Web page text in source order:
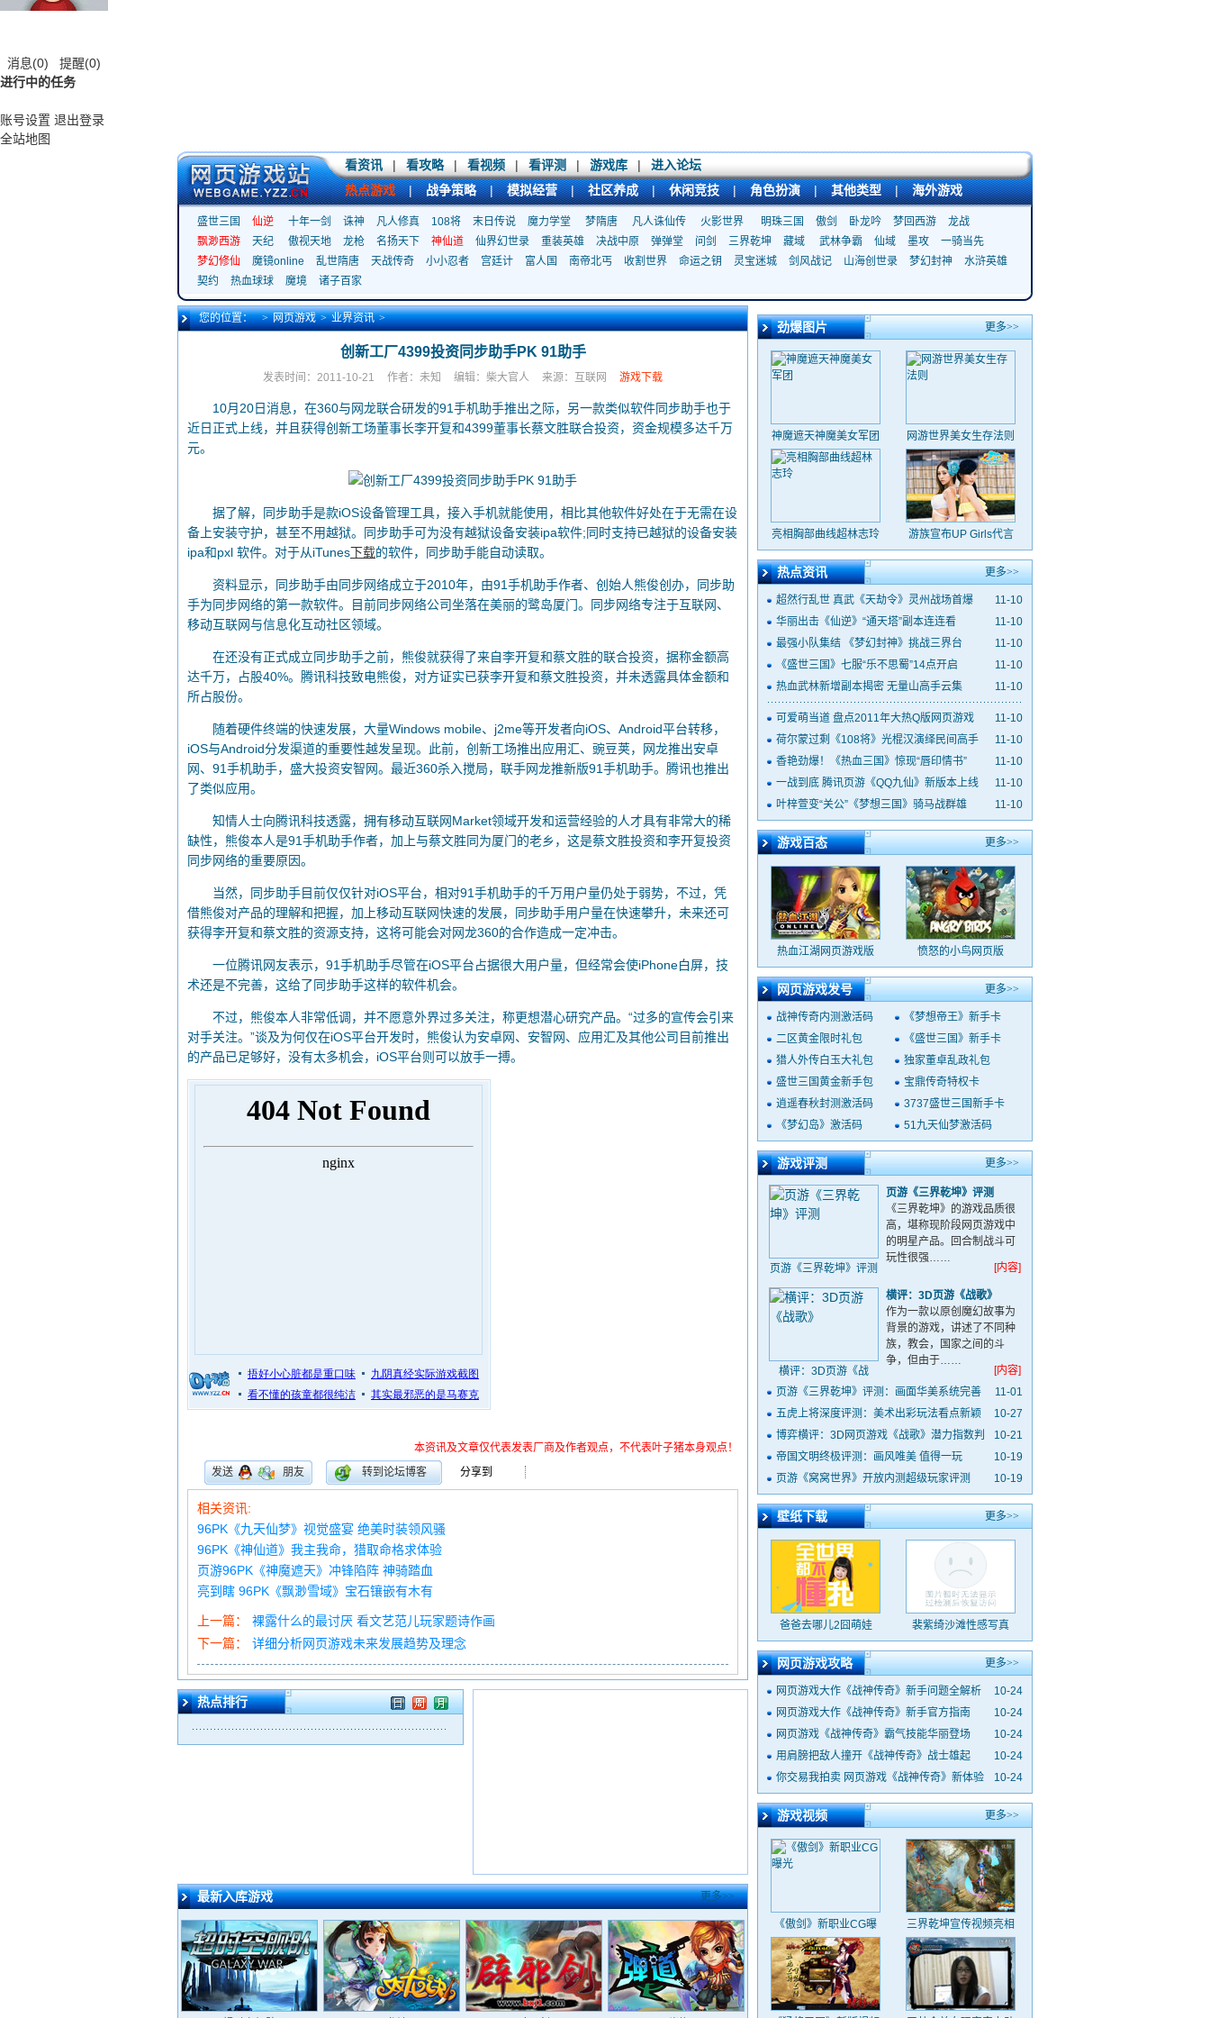
消息(0) 提醒(0)
进行中的任务
账号设置 退出登录
全站地图
看资讯
| 看攻略 | 看视频 | 看评测 | 游戏库 |
进入论坛
热点游戏
| 战争策略 | 模拟经营 | 社区养成 | 休闲竞技 | 角色扮演 | 其他类型 | 海外游戏
盛世三国 仙逆 十年一剑 诛神 凡人修真 108将 末日传说 魔力学堂 梦隋唐 凡人诛仙传 火影世界 明珠三国 傲剑 卧龙吟 梦回西游
龙战
飘渺西游
天纪 傲视天地 龙枪 名扬天下 神仙道 仙界幻世录 重装英雄 决战中原 弹弹堂 问剑 三界乾坤 藏域 武林争霸 仙域 墨攻
一骑当先
梦幻修仙
魔镜online 乱世隋唐 天战传奇 小小忍者 宫廷计 富人国 南帝北丐 收割世界 命运之钥 灵宝迷城 剑风战记 山海创世录 梦幻封神
水浒英雄
契约
热血球球 魔境 诸子百家
您的位置： > 网页游戏 > 业界资讯 >
创新工厂4399投资同步助手PK 91助手
发表时间：2011-10-21 作者：未知 编辑：柴大官人 来源：互联网 游戏下载
10月20日消息，在360与网龙联合研发的91手机助手推出之际，另一款类似软件同步助手也于
近日正式上线，并且获得创新工场董事长李开复和4399董事长蔡文胜联合投资，资金规模多达千万
元。
据了解，同步助手是款iOS设备管理工具，接入手机就能使用，相比其他软件好处在于无需在设
备上安装守护，甚至不用越狱。同步助手可为没有越狱设备安装ipa软件;同时支持已越狱的设备安装
ipa和pxl 软件。对于从iTunes下载的软件，同步助手能自动读取。
资料显示，同步助手由同步网络成立于2010年，由91手机助手作者、创始人熊俊创办，同步助
手为同步网络的第一款软件。目前同步网络公司坐落在美丽的鹭岛厦门。同步网络专注于互联网、
移动互联网与信息化互动社区领域。
在还没有正式成立同步助手之前，熊俊就获得了来自李开复和蔡文胜的联合投资，据称金额高
达千万，占股40%。腾讯科技致电熊俊，对方证实已获李开复和蔡文胜投资，并未透露具体金额和
所占股份。
随着硬件终端的快速发展，大量Windows mobile、j2me等开发者向iOS、Android平台转移，
iOS与Android分发渠道的重要性越发呈现。此前，创新工场推出应用汇、豌豆荚，网龙推出安卓
网、91手机助手，盛大投资安智网。最近360杀入搅局，联手网龙推新版91手机助手。腾讯也推出
了类似应用。
知情人士向腾讯科技透露，拥有移动互联网Market领域开发和运营经验的人才具有非常大的稀
缺性，熊俊本人是91手机助手作者，加上与蔡文胜同为厦门的老乡，这是蔡文胜投资和李开复投资
同步网络的重要原因。
当然，同步助手目前仅仅针对iOS平台，相对91手机助手的千万用户量仍处于弱势，不过，凭
借熊俊对产品的理解和把握，加上移动互联网快速的发展，同步助手用户量在快速攀升，未来还可
获得李开复和蔡文胜的资源支持，这将可能会对网龙360的合作造成一定冲击。
一位腾讯网友表示，91手机助手尽管在iOS平台占据很大用户量，但经常会使iPhone白屏，技
术还是不完善，这给了同步助手这样的软件机会。
不过，熊俊本人非常低调，并不愿意外界过多关注，称更想潜心研究产品。“过多的宣传会引来
对手关注。”谈及为何仅在iOS平台开发时，熊俊认为安卓网、安智网、应用汇及其他公司目前推出
的产品已足够好，没有太多机会，iOS平台则可以放手一搏。
本资讯及文章仅代表发表厂商及作者观点，不代表叶子猪本身观点！
发送
朋友 转到论坛博客 分享到
相关资讯:
96PK《九天仙梦》视觉盛宴 绝美时装领风骚
96PK《神仙道》我主我命，猎取命格求体验
页游96PK《神魔遮天》冲锋陷阵 神骑踏血
亮到瞎 96PK《飘渺雪域》宝石镶嵌有木有
上一篇：
裸露什么的最讨厌 看文艺范儿玩家题诗作画
下一篇：
详细分析网页游戏未来发展趋势及理念
热点排行
更多>>
最新入库游戏
更多>>
劲爆图片
神魔遮天神魔美女军团 网游世界美女生存法则
亮相胸部曲线超林志玲 游族宣布UP Girls代言
更多>>
热点资讯
11-10
超然行乱世 真武《天劫令》灵州战场首爆
11-10
华丽出击《仙逆》“通天塔”副本连连看
11-10
最强小队集结 《梦幻封神》挑战三界台
11-10
《盛世三国》七服“乐不思蜀”14点开启
11-10
热血武林新增副本揭密 无量山高手云集
11-10
可爱萌当道 盘点2011年大热Q版网页游戏
11-10
荷尔蒙过剩《108将》光棍汉演绎民间高手
11-10
香艳劲爆！《热血三国》惊现“唇印情书”
11-10
一战到底 腾讯页游《QQ九仙》新版本上线
11-10
叶梓萱变“关公”《梦想三国》骑马战群雄
更多>>
游戏百态
热血江湖网页游戏版 愤怒的小鸟网页版
更多>>
网页游戏发号
战神传奇内测激活码
《梦想帝王》新手卡
二区黄金限时礼包
《盛世三国》新手卡
猎人外传白玉大礼包
独家董卓乱政礼包
盛世三国黄金新手包
宝鼎传奇特权卡
逍遥春秋封测激活码
3737盛世三国新手卡
《梦幻岛》激活码
51九天仙梦激活码
更多>>
游戏评测
页游《三界乾坤》评测
页游《三界乾坤》评测
《三界乾坤》的游戏品质很
高，堪称现阶段网页游戏中
的明星产品。回合制战斗可
玩性很强……
[内容]
横评：3D页游《战
歌》
横评：3D页游《战歌》
作为一款以原创魔幻故事为
背景的游戏，讲述了不同种
族，教会，国家之间的斗
争，但由于……
[内容]
11-01
页游《三界乾坤》评测：画面华美系统完善
10-27
五虎上将深度评测：美术出彩玩法看点新颖
10-21
博弈横评：3D网页游戏《战歌》潜力指数判
定
10-19
帝国文明终极评测：画风唯美 值得一玩
10-19
页游《窝窝世界》开放内测超级玩家评测
更多>>
壁纸下载
爸爸去哪儿2囧萌娃 裴紫绮沙滩性感写真
更多>>
网页游戏攻略
10-24
网页游戏大作《战神传奇》新手问题全解析
10-24
网页游戏大作《战神传奇》新手官方指南
10-24
网页游戏《战神传奇》霸气技能华丽登场
10-24
用肩膀把敌人撞开《战神传奇》战士雄起
10-24
你交易我拍卖 网页游戏《战神传奇》新体验
更多>>
游戏视频
《傲剑》新职业CG曝
光
三界乾坤宣传视频亮相